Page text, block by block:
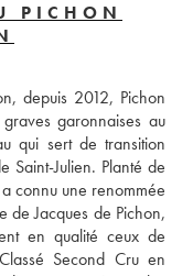
PICHON
depuis 2012, Pichon
garonnaises au
qui sert de transition
Saint-Julien. Planté de
connu une renommée
de Jacques de Pichon,
en qualité ceux de
Second Cru en